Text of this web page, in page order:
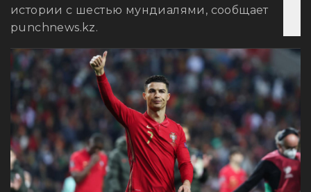
истории с шестью мундиалями, сообщает
punchnews.kz.